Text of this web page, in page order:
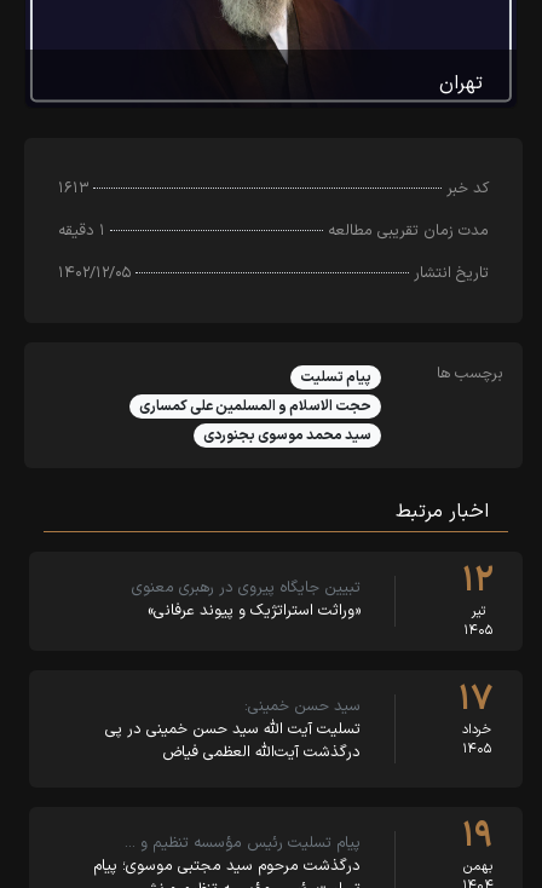
تهران
کد خبر
۱۶۱۳
مدت زمان تقریبی مطالعه
۱ دقیقه
تاریخ انتشار
۱۴۰۲/۱۲/۰۵
برچسب ها
پیام تسلیت
حجت الاسلام و المسلمین علی کمساری
سید محمد موسوی بجنوردی
اخبار مرتبط
۱۲
تیر
۱۴۰۵
تبیین جایگاه پیروی در رهبری معنوی
«وراثت استراتژیک و پیوند عرفانی»
۱۷
خرداد
۱۴۰۵
سید حسن خمینی:
تسلیت آیت الله سید حسن خمینی در پی
درگذشت آیت‌الله العظمی فیاض
۱۹
بهمن
پیام تسلیت رئیس مؤسسه تنظیم و …
درگذشت مرحوم سید مجتبی موسوی؛ پیام